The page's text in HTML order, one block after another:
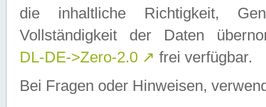
die inhaltliche Richtigkeit,
Vollständigkeit der Daten
DL-DE->Zero-2.0 ↗ frei verfügbar.
Bei Fragen oder Hinweisen,